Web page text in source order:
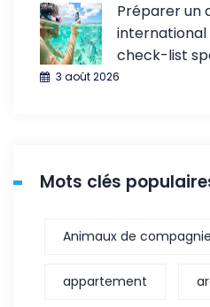
Préparer un
international
check-list
3 août 2026
Mots clés
Animaux de
appartement